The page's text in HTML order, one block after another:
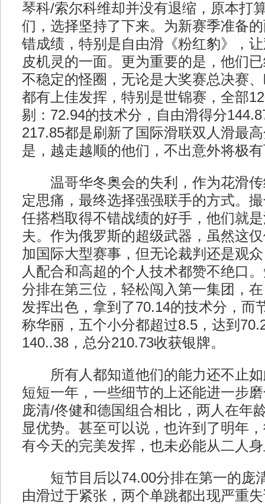
琴科/索尔科维却并没有退缩，原本打
们，选择坚持了下来。为新赛季准备
错成绩，特别是自由滑《粉红豹》，
皮机灵的一面。更为重要的是，他们
不稳定的怪圈，无论是大奖赛总决赛
都有上佳发挥，特别是世锦赛，全部
剔：72.94的技术分，自由滑得分
217.85都是刷新了国际滑联双人滑最
是，越走越顺的他们，不出意外将极
温哥华冬奥会的失利，作为花滑传
定思痛，最终选择强强联手的方式。
任搭档取得不错战绩的好手，他们就
夫。作为俄罗斯的超级武器，虽然这
加国际大型赛事，但无论裁判还是观
人配合和高超的个人技术都赞不绝口
分排在第三位，轻松闯入第一集团，
发挥出色，拿到了70.14的技术分，而
称华丽，五个小分都超过8.5，达到
140..38，总分210.73收获银牌。
所有人都知道他们的能力还不止如
短短一年，一些细节的上还能进一步
庞清/佟健和德国组合相比，两人在年
显优势。甚至可以说，也许到了明年
有今天的完美发挥，也未必能从二人
短节目后以74.00分排在第一的庞
由滑过于紧张，两个单跳都出现严重